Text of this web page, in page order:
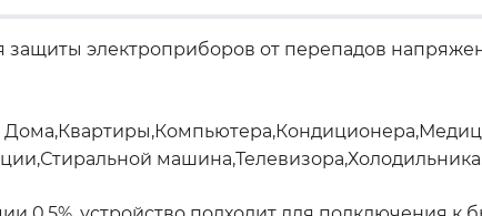
электроприборов от перепадов